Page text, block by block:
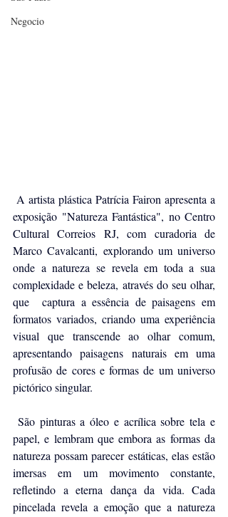
Negocio
A artista plástica Patrícia Fairon apresenta a
exposição "Natureza Fantástica", no Centro
Cultural Correios RJ, com curadoria de
Marco Cavalcanti, explorando um universo
onde a natureza se revela em toda a sua
complexidade e beleza, através do seu olhar,
que  captura a essência de paisagens em
formatos variados, criando uma experiência
visual que transcende ao olhar comum,
apresentando paisagens naturais em uma
profusão de cores e formas de um universo
pictórico singular.
papel, e lembram que embora as formas da
natureza possam parecer estáticas, elas estão
imersas em um movimento constante,
refletindo a eterna dança da vida. Cada
pincelada revela a emoção que a natureza